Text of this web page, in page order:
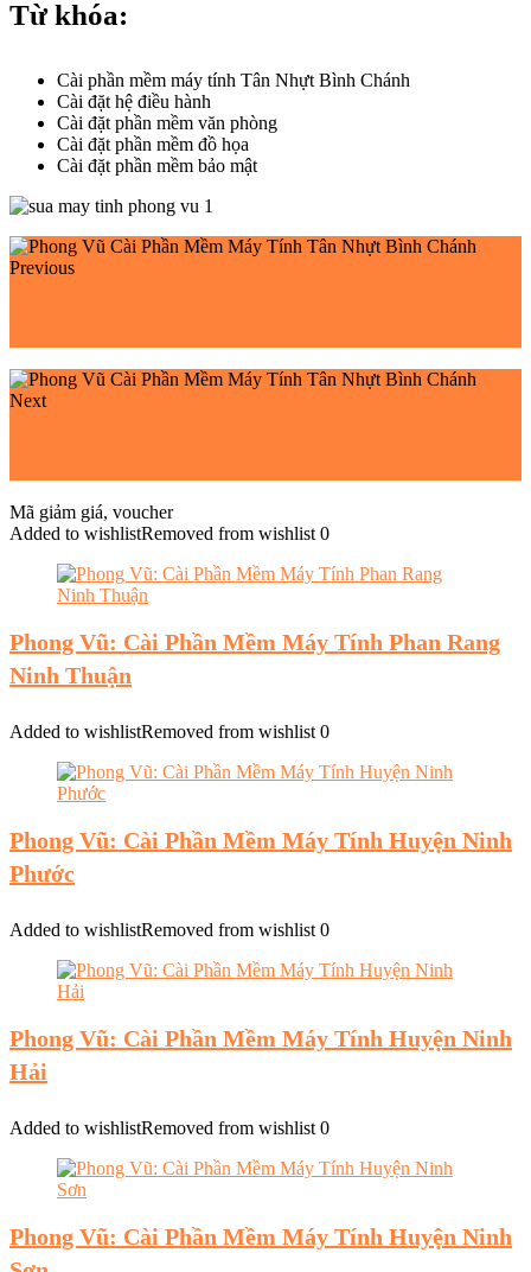
Từ khóa:
Cài phần mềm máy tính Tân Nhựt Bình Chánh
Cài đặt hệ điều hành
Cài đặt phần mềm văn phòng
Cài đặt phần mềm đồ họa
Cài đặt phần mềm bảo mật
Previous
Next
Mã giảm giá, voucher
Added to wishlistRemoved from wishlist 0
Phong Vũ: Cài Phần Mềm Máy Tính Phan Rang
Ninh Thuận
Added to wishlistRemoved from wishlist 0
Phong Vũ: Cài Phần Mềm Máy Tính Huyện Ninh
Phước
Added to wishlistRemoved from wishlist 0
Phong Vũ: Cài Phần Mềm Máy Tính Huyện Ninh
Hải
Added to wishlistRemoved from wishlist 0
Phong Vũ: Cài Phần Mềm Máy Tính Huyện Ninh